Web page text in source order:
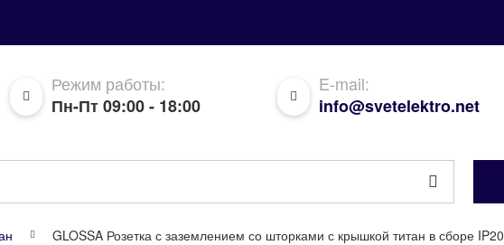
Режим работы:
Пн-Пт 09:00 - 18:00
E-mail:
info@svetelektro.net
GLOSSA Розетка с заземлением со шторками с крышкой титан в сборе IP20